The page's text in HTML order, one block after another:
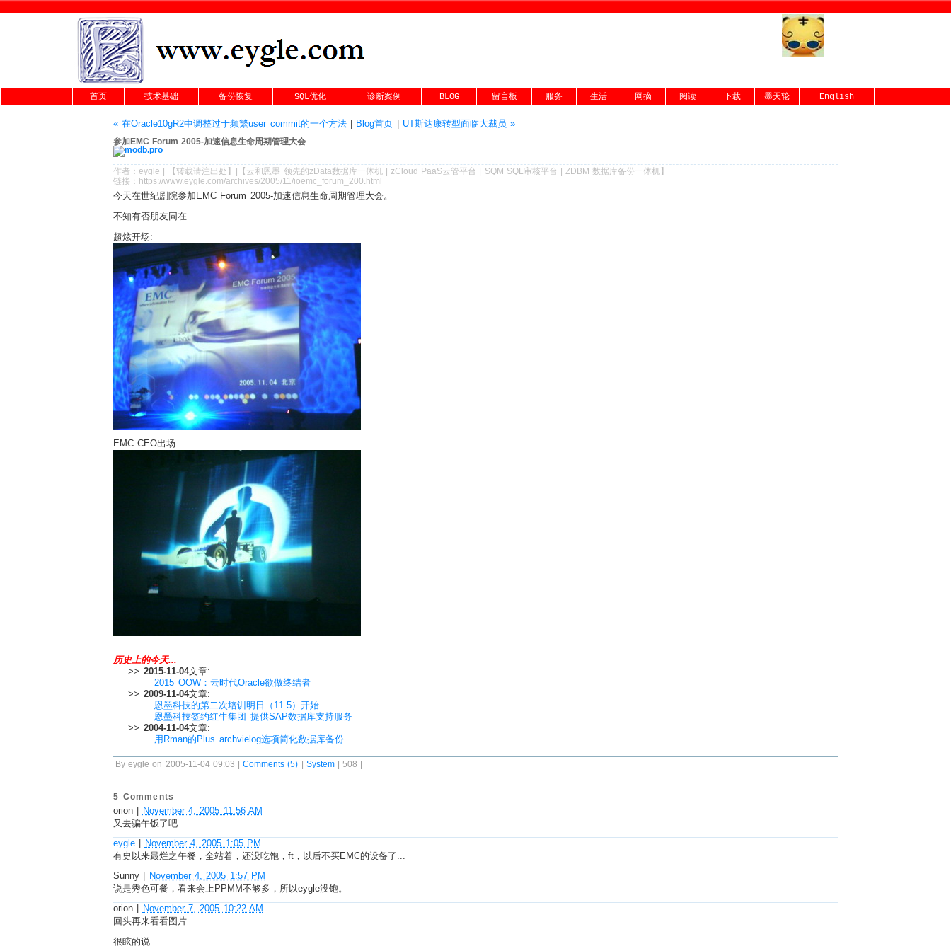
首页 技术基础 备份恢复 SQL优化 诊断案例 BLOG 留言板 服务 生活 网摘 阅读 下载 墨天轮 English
« 在Oracle10gR2中调整过于频繁user commit的一个方法| Blog首页 UT斯达康转型面临大裁员 »
参加EMC Forum 2005-加速信息生命周期管理大会
作者： eygle 【转载请注出处 】|【 云和恩墨 领先的zData数据库一体机|zCloud PaaS云管平台 SQM SQL审核平台 |ZDBM 数据库备份一体机】
链接： https://www.eygle.com/archives/2005/11/ioemc_forum_200.html
今天在世纪剧院参加EMC Forum 2005-加速信息生命周期管理大会。
不知有否朋友同在...
超炫开场:
EMC CEO出场:
历史上的今天...
>> 2015-11-04文章:
2015 OOW：云时代Oracle欲做终结者
>> 2009-11-04文章:
恩墨科技的第二次培训明日（11.5）开始
恩墨科技签约红牛集团 提供SAP数据库支持服务
>> 2004-11-04文章:
用Rman的Plus archvielog选项简化数据库备份
By eygle on 2005-11-04 09:03 |Comments (5) | System| 508 |
5 Comments
orion | November 4, 2005 11:56 AM
又去骗午饭了吧...
eygle | November 4, 2005 1:05 PM
有史以来最烂之午餐，全站着，还没吃饱，ft，以后不买EMC的设备了...
Sunny | November 4, 2005 1:57 PM
说是秀色可餐，看来会上PPMM不够多，所以eygle没饱。
orion | November 7, 2005 10:22 AM
回头再来看看图片
很眩的说